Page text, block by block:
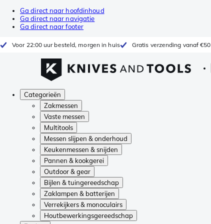
Ga direct naar hoofdinhoud
Ga direct naar navigatie
Ga direct naar footer
Voor 22:00 uur besteld, morgen in huis Gratis verzending vanaf €50
Categorieën
Zakmessen
Vaste messen
Multitools
Messen slijpen & onderhoud
Keukenmessen & snijden
Pannen & kookgerei
Outdoor & gear
Bijlen & tuingereedschap
Zaklampen & batterijen
Verrekijkers & monoculairs
Houtbewerkingsgereedschap